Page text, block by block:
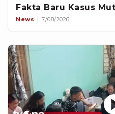
Fakta Baru Kasus
News 7/08/2026